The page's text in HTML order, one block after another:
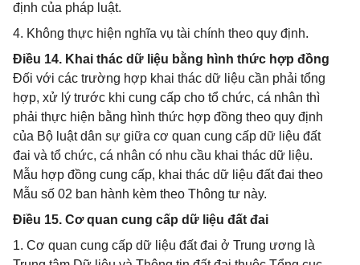
định của pháp luật.
4. Không thực hiện nghĩa vụ tài chính theo quy định.
Điều 14. Khai thác dữ liệu bằng hình thức hợp đồng
Đối với các trường hợp khai thác dữ liệu cần phải tổng
hợp, xử lý trước khi cung cấp cho tổ chức, cá nhân thì
phải thực hiện bằng hình thức hợp đồng theo quy định
của Bộ luật dân sự giữa cơ quan cung cấp dữ liệu đất
đai và tổ chức, cá nhân có nhu cầu khai thác dữ liệu.
Mẫu hợp đồng cung cấp, khai thác dữ liệu đất đai theo
Mẫu số 02 ban hành kèm theo Thông tư này.
Điều 15. Cơ quan cung cấp dữ liệu đất đai
1. Cơ quan cung cấp dữ liệu đất đai ở Trung ương là